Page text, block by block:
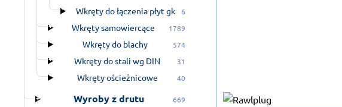
Wkręty do łączenia płyt gk 6
Wkręty samowiercące 1789
Wkręty do blachy 574
Wkręty do stali wg DIN 31
Wkręty ościeżnicowe 40
Wyroby z drutu 669